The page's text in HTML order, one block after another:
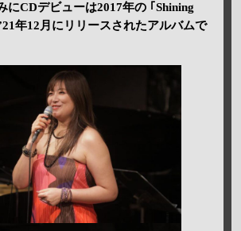
にCDデビューは2017年の ｢Shining
年12月にリリースされたアルバムで